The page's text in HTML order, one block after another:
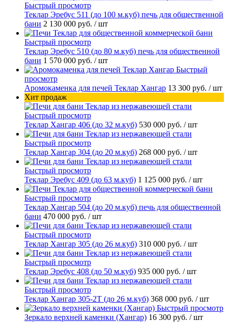
Быстрый просмотр
Теклар Эребус 511 (до 100 м.куб) печь для общественной
бани 2 130 000 руб. / шт
Быстрый просмотр
Теклар Эребус 510 (до 80 м.куб) печь для общественной
бани 1 570 000 руб. / шт
Быстрый
просмотр
Аромокаменка для печей Теклар Хангар 13 300 руб. / шт
Хит продаж
Быстрый просмотр
Теклар Хангар 406 (до 32 м.куб) 530 000 руб. / шт
Быстрый просмотр
Теклар Хангар 304 (до 20 м.куб) 268 000 руб. / шт
Быстрый просмотр
Теклар Эребус 409 (до 63 м.куб) 1 125 000 руб. / шт
Быстрый просмотр
Теклар Хангар 504 (до 20 м.куб) печь для общественной
бани 470 000 руб. / шт
Быстрый просмотр
Теклар Хангар 305 (до 26 м.куб) 310 000 руб. / шт
Быстрый просмотр
Теклар Эребус 408 (до 50 м.куб) 935 000 руб. / шт
Быстрый просмотр
Теклар Хангар 305-2Т (до 26 м.куб) 368 000 руб. / шт
Быстрый просмотр
Зеркало верхней каменки (Хангар) 16 300 руб. / шт